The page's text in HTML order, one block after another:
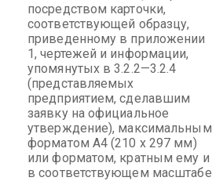
посредством карточки,
соответствующей образцу,
приведенному в приложении
1, чертежей и информации,
упомянутых в 3.2.2—3.2.4
(представляемых
предприятием, сделавшим
заявку на официальное
утверждение), максимальным
форматом А4 (210 х 297 мм)
или форматом, кратным ему и
в соответствующем масштабе.